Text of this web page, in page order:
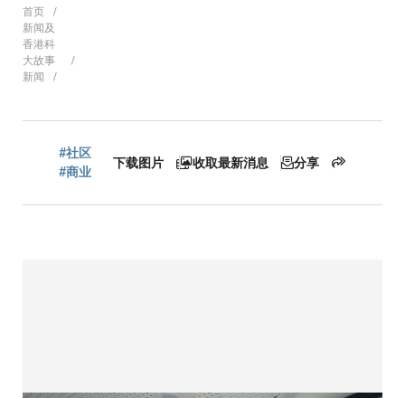
面
包
屑
首页
新闻及
香港科
大故事
新闻
#社区
#商业
下载图片 收取最新消息 分享